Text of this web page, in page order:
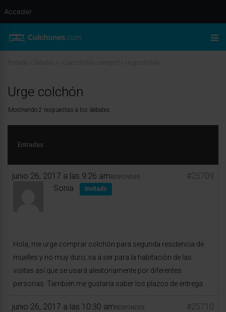
Urge colchón
Mostrando 2 respuestas a los debates
Entradas
junio 26, 2017 a las 9:26 am #25709
RESPONDER
Sonia Invitado
Hola, me urge comprar colchón para segunda residencia de
muelles y no muy duro, va a ser para la habitación de las
visitas así que se usará aleatoriamente por diferentes
personas. También me gustaría saber los plazos de entrega.
junio 26, 2017 a las 10:30 am #25710
RESPONDER
Acceder